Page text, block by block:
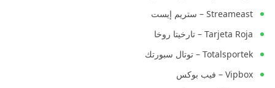
Streameast – ستريم إيست
Tarjeta Roja – تارخيتا روخا
Totalsportek – توتال سبورتك
Vipbox – فيب بوكس